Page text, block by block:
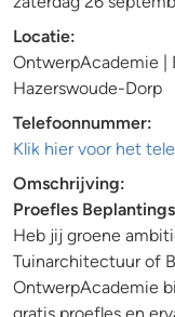
Locatie:
OntwerpAcademie |
Hazerswoude-Dorp
Telefoonnummer:
Klik hier voor het
Omschrijving:
Proefles
Heb jij groene
Tuinarchitectuur of
OntwerpAcademie